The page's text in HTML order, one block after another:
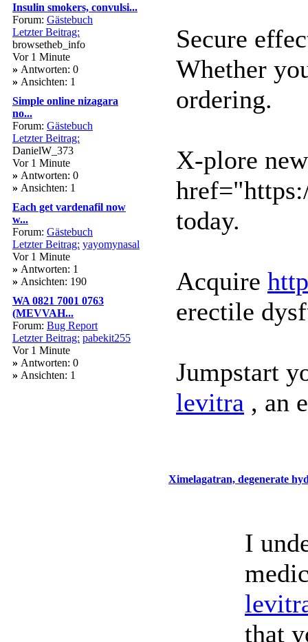
Insulin smokers, convulsi...
Forum: Gästebuch
Letzter Beitrag:
browsetheb_info
Vor 1 Minute
» Antworten: 0
» Ansichten: 1
Simple online nizagara
no...
Forum: Gästebuch
Letzter Beitrag:
DanielW_373
Vor 1 Minute
» Antworten: 0
» Ansichten: 1
Each get vardenafil now
w...
Forum: Gästebuch
Letzter Beitrag: yayomynasal
Vor 1 Minute
» Antworten: 1
» Ansichten: 190
WA 0821 7001 0763
(MEVVAH...
Forum: Bug Report
Letzter Beitrag: pabekit255
Vor 1 Minute
» Antworten: 0
» Ansichten: 1
Secure
Whether
ordering.
X-plore
today.
Acquire
erectile
Jumpstart
levitra , an
Ximelagatran, degenerate
I
that